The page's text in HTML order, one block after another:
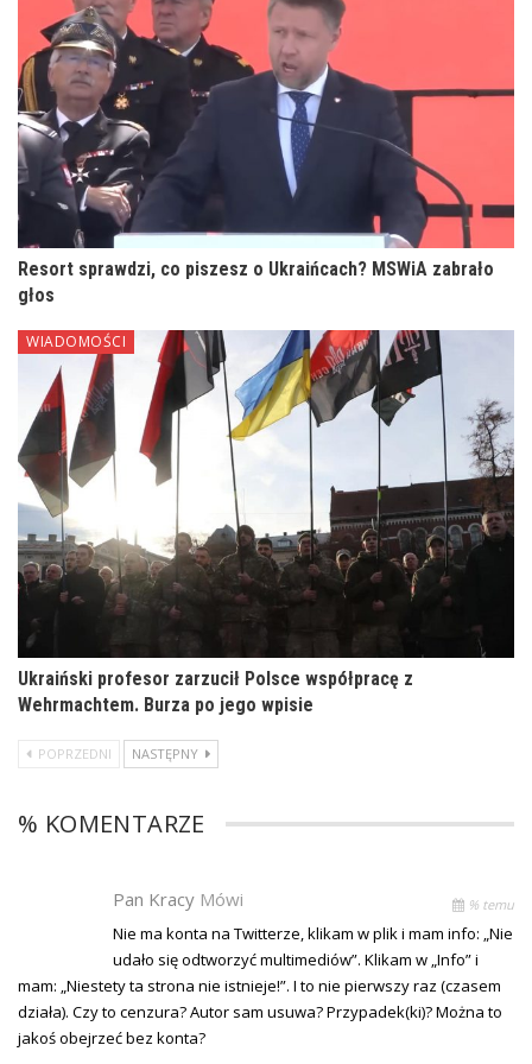
Resort sprawdzi, co piszesz o Ukraińcach? MSWiA zabrało
głos
WIADOMOŚCI
Ukraiński profesor zarzucił Polsce współpracę z
Wehrmachtem. Burza po jego wpisie
POPRZEDNI NASTĘPNY
% KOMENTARZE
Pan Kracy Mówi % temu
Nie ma konta na Twitterze, klikam w plik i mam info: „Nie
udało się odtworzyć multimediów”. Klikam w „Info” i
mam: „Niestety ta strona nie istnieje!”. I to nie pierwszy raz (czasem
działa). Czy to cenzura? Autor sam usuwa? Przypadek(ki)? Można to
jakoś obejrzeć bez konta?